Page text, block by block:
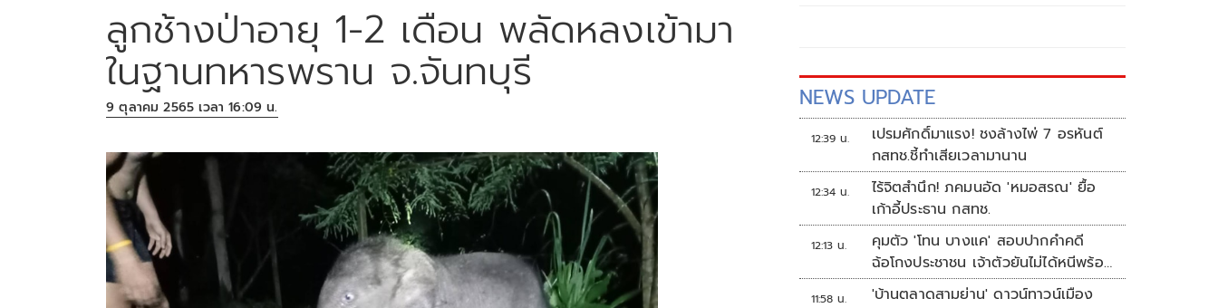
ลูกช้างป่าอายุ 1-2 เดือน พลัดหลงเข้ามา
ในฐานทหารพราน จ.จันทบุรี
9 ตุลาคม 2565 เวลา 16:09 น. NEWS UPDATE
12:39 น.
เปรมศักดิ์มาแรง! ชงล้างไพ่ 7 อรหันต์
กสทช.ชี้ทำเสียเวลามานาน
12:34 น.
ไร้จิตสำนึก! ภคมนอัด 'หมอสรณ' ยื้อ
เก้าอี้ประธาน กสทช.
12:13 น.
คุมตัว 'โทน บางแค' สอบปากคำคดี
ฉ้อโกงประชาชน เจ้าตัวยันไม่ได้หนีพร้อม
สู้คดี
11:58 น.
'บ้านตลาดสามย่าน' ดาวน์ทาวน์เมือง